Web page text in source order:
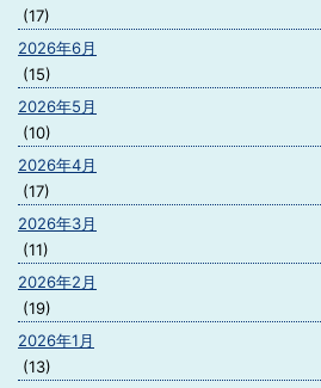
(17)
2026年6月
(15)
2026年5月
(10)
2026年4月
(17)
2026年3月
(11)
2026年2月
(19)
2026年1月
(13)